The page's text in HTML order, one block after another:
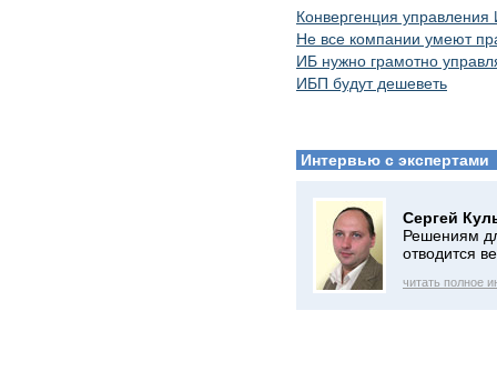
Конвергенция
Не все компании умеют
ИБ нужно грамотно
ИБП будут дешеветь
Интервью с экспертами
Сергей
Решениям
отводится
читать полное